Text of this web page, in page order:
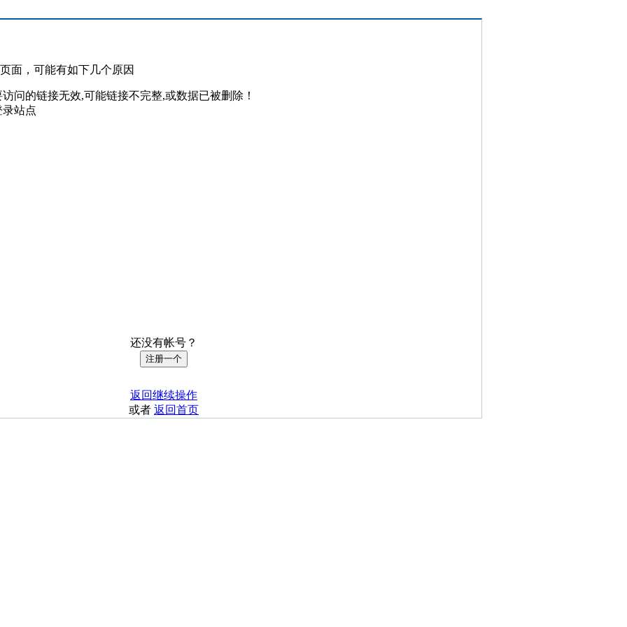
面，可能有如下几个原因
问的链接无效,可能链接不完整,或数据已被删除！
站点
还没有帐号？
注册一个
返回继续操作
或者 返回首页